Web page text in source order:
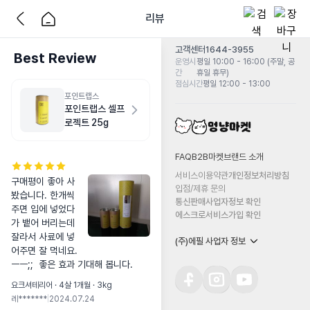
리뷰
Best Review
포인트랩스
포인트랩스 셀프
로젝트 25g
구매평이 좋아 사
봤습니다. 한개씩
주면 입에 넣었다
가 뱉어 버리는데
잘라서 사료에 넣
어주면 잘 먹네요.
ㅡㅡ;;  좋은 효과 기대해 봅니다.
요크셔테리어 · 4살 1개월 · 3kg
레******* 2024.07.24
고객센터1644-3955
운영시
간
평일 10:00 - 16:00 (주말, 공
휴일 휴무)
점심시간평일 12:00 - 13:00
FAQB2B마켓 브랜드 소개
서비스이용약관개인정보처리방침
입점/제휴 문의
통신판매사업자정보 확인
에스크로서비스가입 확인
(주)에필 사업자 정보